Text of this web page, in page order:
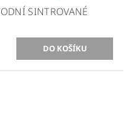
SINTROVANÉ